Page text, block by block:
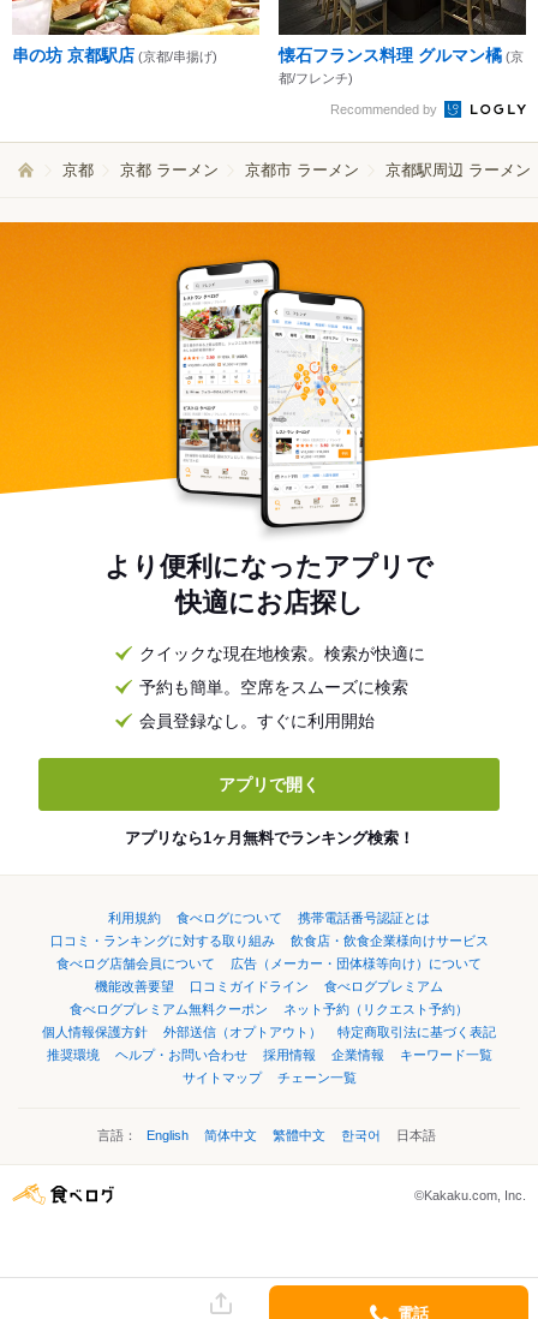
串の坊 京都駅店 (京都/串揚げ) 懐石フランス料理 グルマン橘 (京
都/フレンチ)
Recommended by
京都 京都 ラーメン 京都市 ラーメン 京都駅周辺 ラーメン
より便利になったアプリで
快適にお店探し
クイックな現在地検索。検索が快適に
予約も簡単。空席をスムーズに検索
会員登録なし。すぐに利用開始
アプリで開く
アプリなら1ヶ月無料でランキング検索！
利用規約 食べログについて
携帯電話番号認証とは
口コミ・ランキングに対する取り組み
飲食店・飲食企業様向けサービス
食べログ店舗会員について
広告（メーカー・団体様等向け）について
機能改善要望
口コミガイドライン
食べログプレミアム
食べログプレミアム無料クーポン
ネット予約（リクエスト予約）
個人情報保護方針
外部送信（オプトアウト）
特定商取引法に基づく表記
推奨環境
ヘルプ・お問い合わせ 採用情報 企業情報
キーワード一覧
サイトマップ
チェーン一覧
言語： English 简体中文 繁體中文 한국어 日本語
©Kakaku.com, Inc.
電話